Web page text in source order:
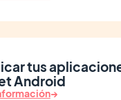
tus
Android
→